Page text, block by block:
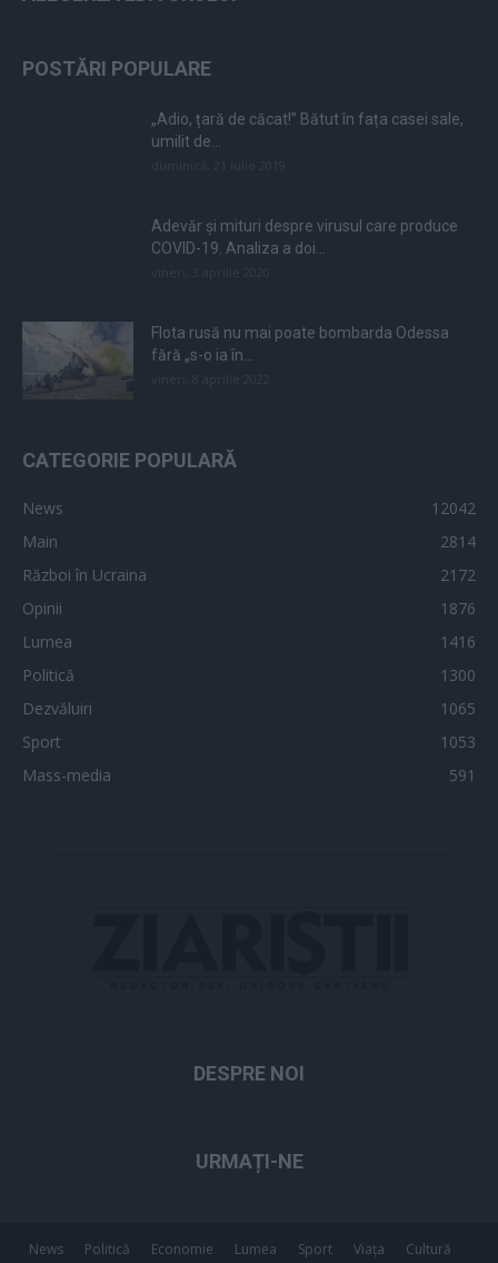
POSTĂRI POPULARE
„Adio, țară de căcat!” Bătut în fața casei sale,
umilit de...
Adevăr și mituri despre virusul care produce
COVID-19. Analiza a doi...
Flota rusă nu mai poate bombarda Odessa
fără „s-o ia în...
CATEGORIE POPULARĂ
News
12042
Main
2814
Război în Ucraina
2172
Opinii
1876
Lumea
1416
Politică
1300
Dezvăluiri
1065
Sport
1053
Mass-media
591
DESPRE NOI
URMAȚI-NE
News Politică Economie Lumea Sport Viața Cultură